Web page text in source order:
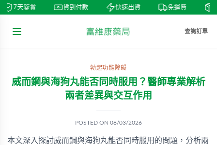
7天鑒賞 貨到付款 快速出貨 免運費 私
查詢訂單
勃起功能障礙
威而鋼與海狗丸能否同時服用？醫師專業解析
兩者差異與交互作用
POSTED ON 08/03/2026
本文深入探討威而鋼與海狗丸能否同時服用的問題，分析兩